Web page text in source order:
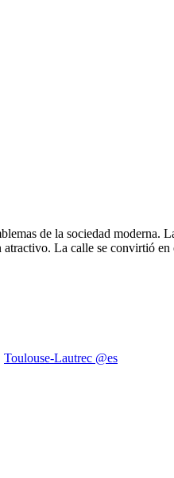
de la sociedad moderna.
atractivo. La calle se convirtió
Toulouse-Lautrec @es